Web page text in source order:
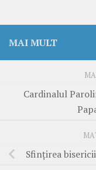
MAI MULT
Cardinalul
Sfințirea